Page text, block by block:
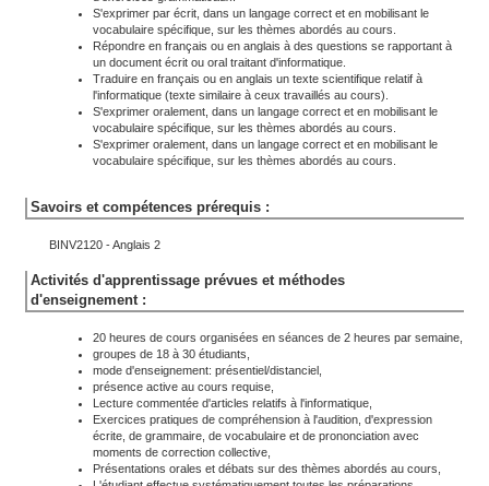
S'exprimer par écrit, dans un langage correct et en mobilisant le
vocabulaire spécifique, sur les thèmes abordés au cours.
Répondre en français ou en anglais à des questions se rapportant à
un document écrit ou oral traitant d'informatique.
Traduire en français ou en anglais un texte scientifique relatif à
l'informatique (texte similaire à ceux travaillés au cours).
S'exprimer oralement, dans un langage correct et en mobilisant le
vocabulaire spécifique, sur les thèmes abordés au cours.
S'exprimer oralement, dans un langage correct et en mobilisant le
vocabulaire spécifique, sur les thèmes abordés au cours.
Savoirs et compétences prérequis :
BINV2120 - Anglais 2
Activités d'apprentissage prévues et méthodes
d'enseignement :
20 heures de cours organisées en séances de 2 heures par semaine,
groupes de 18 à 30 étudiants,
mode d'enseignement: présentiel/distanciel,
présence active au cours requise,
Lecture commentée d'articles relatifs à l'informatique,
Exercices pratiques de compréhension à l'audition, d'expression
écrite, de grammaire, de vocabulaire et de prononciation avec
moments de correction collective,
Présentations orales et débats sur des thèmes abordés au cours,